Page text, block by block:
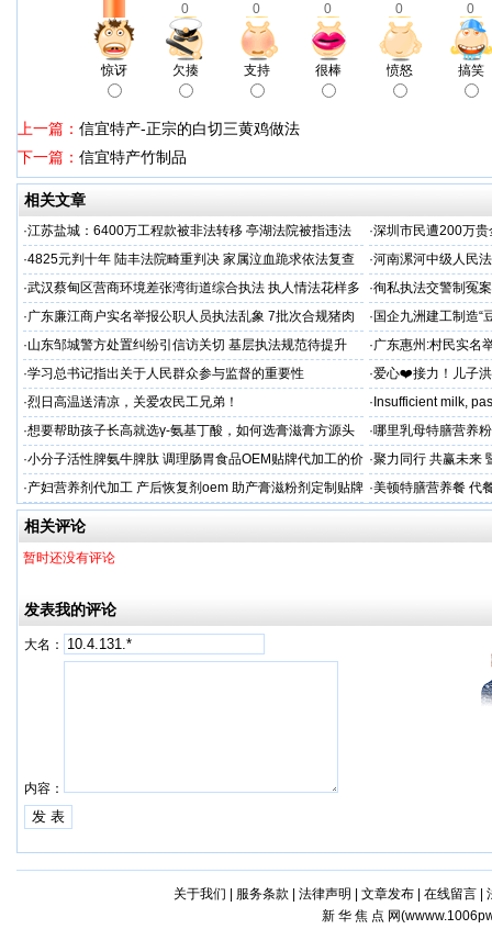
0 0 0 0 0
惊讶 欠揍 支持 很棒 愤怒 搞笑
上一篇： 信宜特产-正宗的白切三黄鸡做法
下一篇： 信宜特产竹制品
相关文章
·江苏盐城：6400万工程款被非法转移 亭湖法院被指违法
后拒不纠错
·深圳市民遭200万
呼吁督办纠偏
·4825元判十年 陆丰法院畸重判决 家属泣血跪求依法复查 ·河南漯河中级人民
·武汉蔡甸区营商环境差张湾街道综合执法 执人情法花样多
沦为恶意竞争的工具
·徇私执法交警制冤
控还我清白
·广东廉江商户实名举报公职人员执法乱象 7批次合规猪肉
遭违法查扣 市场垄断与利益输送疑云重重
· 国企九洲建工制造“
空文
·山东邹城警方处置纠纷引信访关切 基层执法规范待提升 ·广东惠州:村民实名
平兜底？
·学习总书记指出关于人民群众参与监督的重要性 ·爱心❤️接力！儿子
家庭，恳请好心人帮
·烈日高温送清凉，关爱农民工兄弟！ · Insufficient milk,
·想要帮助孩子长高就选γ-氨基丁酸，如何选膏滋膏方源头
工厂？
·哪里乳母特膳营养
·小分子活性脾氨牛脾肽 调理肠胃食品OEM贴牌代加工的价
格
·聚力同行 共赢未来
·产妇营养剂代加工 产后恢复剂oem 助产膏滋粉剂定制贴牌
厂
·美顿特膳营养餐 代
家
相关评论
暂时还没有评论
发表我的评论
大名：
内容：
关于我们 服务条款 法律声明 文章发布| 在线留言|
新 华 焦 点 网(